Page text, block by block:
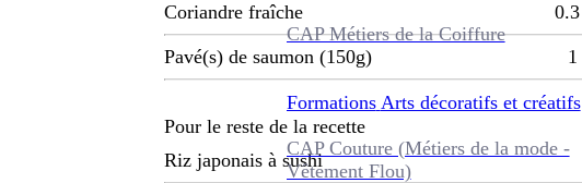
CAP Métiers de la Coiffure
Formations Arts décoratifs et créatifs
CAP Couture (Métiers de la mode -
Vêtement Flou)
Coriandre fraîche 0.3
Pavé(s) de saumon (150g) 1
Pour le reste de la recette
Riz japonais à sushi